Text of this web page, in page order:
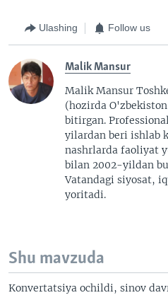
Ulashing Follow us
Malik Mansur
Malik Mansur
(hozirda
bitirgan.
yilardan beri ishlab
nashrlarda faoliyat
bilan 2002-yildan
Vatandagi siyosat,
yoritadi.
Shu mavzuda
Konvertatsiya ochildi, sinov